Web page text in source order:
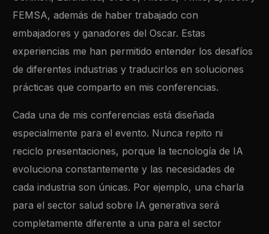
FEMSA, además de haber trabajado con
embajadores y ganadores del Oscar. Estas
experiencias me han permitido entender los desafíos
de diferentes industrias y traducirlos en soluciones
prácticas que comparto en mis conferencias.
Cada una de mis conferencias está diseñada
especialmente para el evento. Nunca repito ni
reciclo presentaciones, porque la tecnología de IA
evoluciona constantemente y las necesidades de
cada industria son únicas. Por ejemplo, una charla
para el sector salud sobre IA generativa será
completamente diferente a una para el sector